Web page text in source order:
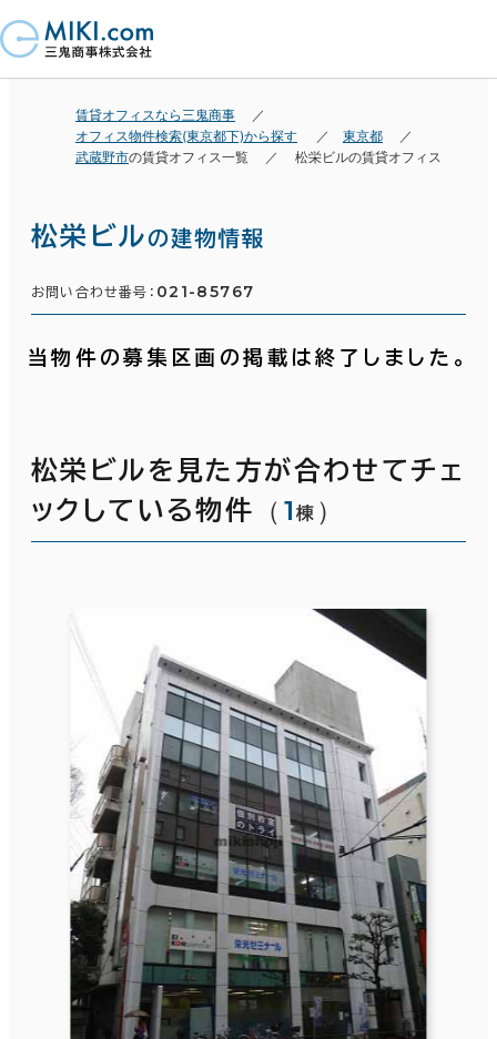
賃貸オフィスなら三鬼商事
オフィス物件検索(東京都下)から探す
東京都
武蔵野市の賃貸オフィス一覧 松栄ビルの賃貸オフィス
松栄ビルの建物情報
お問い合わせ番号： 021-85767
当物件の募集区画の掲載は終了しました。
松栄ビルを見た方が合わせてチェ
ックしている物件
（ 1棟 ）